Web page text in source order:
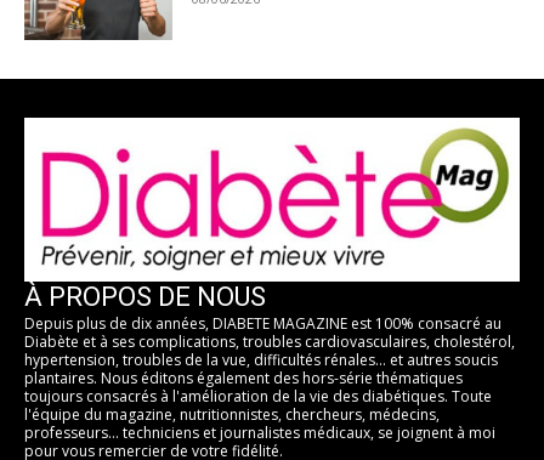
À PROPOS DE NOUS
Depuis plus de dix années, DIABETE MAGAZINE est 100% consacré au
Diabète et à ses complications, troubles cardiovasculaires, cholestérol,
hypertension, troubles de la vue, difficultés rénales... et autres soucis
plantaires. Nous éditons également des hors-série thématiques
toujours consacrés à l'amélioration de la vie des diabétiques. Toute
l'équipe du magazine, nutritionnistes, chercheurs, médecins,
professeurs... techniciens et journalistes médicaux, se joignent à moi
pour vous remercier de votre fidélité.